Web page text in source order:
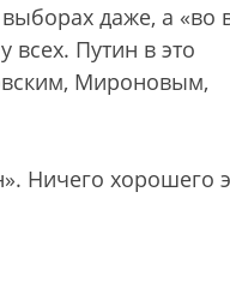
даже, а «во
всех. Путин в это
Мироновым,
Ничего хорошего